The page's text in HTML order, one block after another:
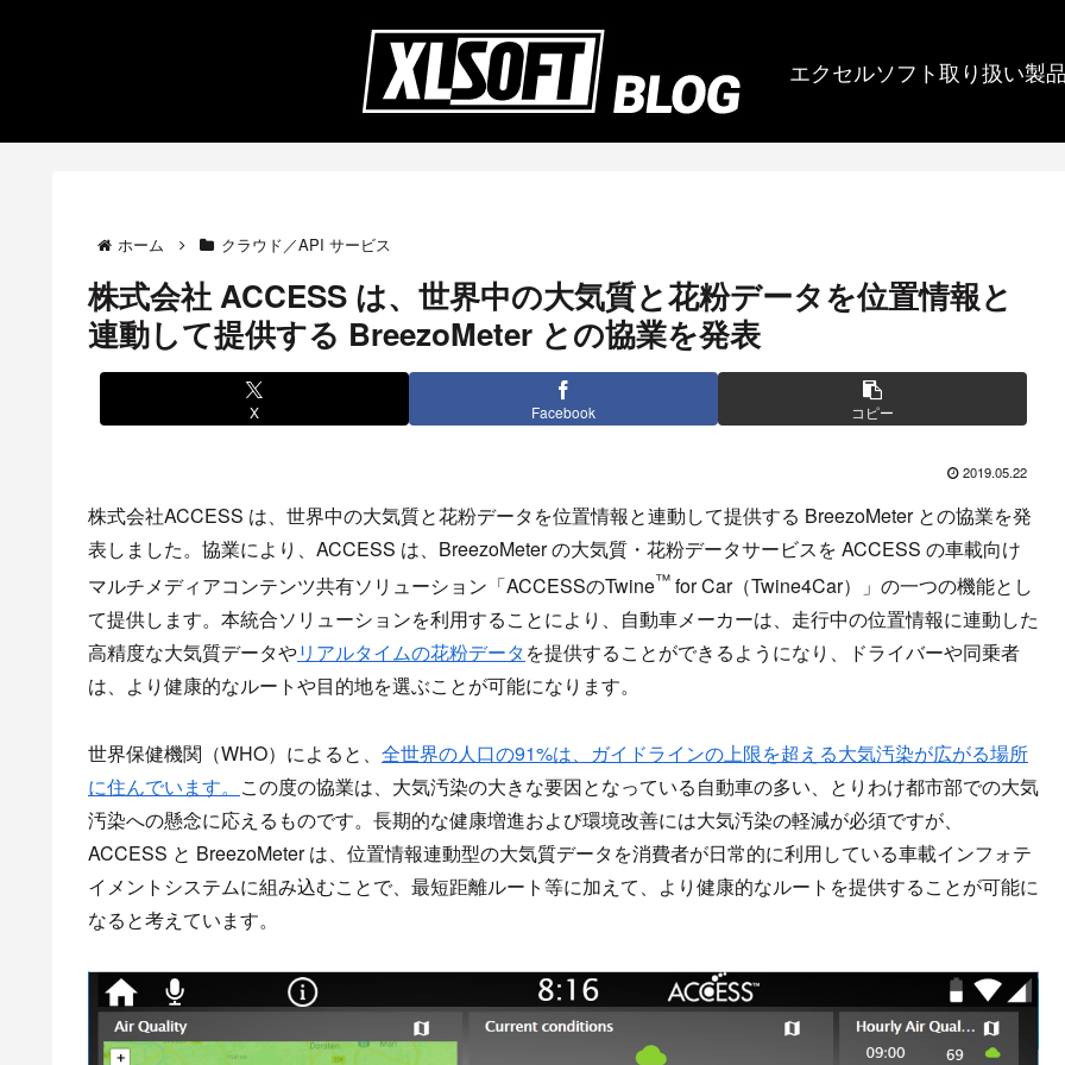
エクセルソフト取り扱い製
ホーム クラウド／API サービス
株式会社 ACCESS は、世界中の大気質と花粉データを位置情報と
連動して提供する BreezoMeter との協業を発表
X Facebook コピー
2019.05.22
株式会社ACCESS は、世界中の大気質と花粉データを位置情報と連動して提供する BreezoMeter との協業を発
表しました。協業により、ACCESS は、BreezoMeter の大気質・花粉データサービスを ACCESS の車載向け
マルチメディアコンテンツ共有ソリューション「ACCESSのTwine™ for Car（Twine4Car）」の一つの機能とし
て提供します。本統合ソリューションを利用することにより、自動車メーカーは、走行中の位置情報に連動した
高精度な大気質データやリアルタイムの花粉データを提供することができるようになり、ドライバーや同乗者
は、より健康的なルートや目的地を選ぶことが可能になります。
世界保健機関（WHO）によると、 全世界の人口の91%は、ガイドラインの上限を超える大気汚染が広がる場所
に住んでいます。 この度の協業は、大気汚染の大きな要因となっている自動車の多い、とりわけ都市部での大気
汚染への懸念に応えるものです。長期的な健康増進および環境改善には大気汚染の軽減が必須ですが、
ACCESS と BreezoMeter は、位置情報連動型の大気質データを消費者が日常的に利用している車載インフォテ
イメントシステムに組み込むことで、最短距離ルート等に加えて、より健康的なルートを提供することが可能に
なると考えています。